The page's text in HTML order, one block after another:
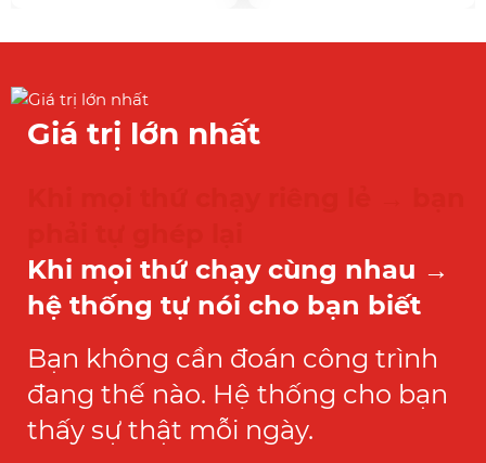
Giá trị lớn nhất
Khi mọi thứ chạy cùng nhau →
hệ thống tự nói cho bạn biết
Bạn không cần đoán công trình
đang thế nào. Hệ thống cho bạn
thấy sự thật mỗi ngày.